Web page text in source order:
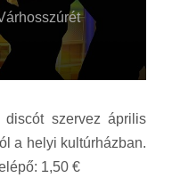
discót szervez április
a helyi kultúrházban.
1,50 €